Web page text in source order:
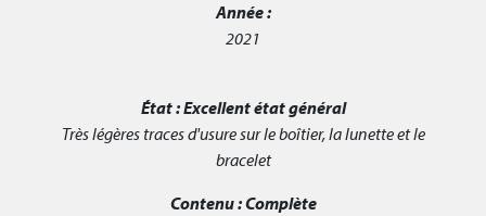
Année :
2021
État :Excellent état général
Très légères traces d'usure sur le boîtier, la lunette et le
bracelet
Contenu :Complète